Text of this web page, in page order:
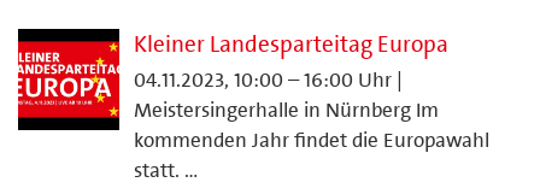
Kleiner Landesparteitag Europa
04.11.2023, 10:00 – 16:00 Uhr |
Meistersingerhalle in Nürnberg Im
kommenden Jahr findet die Europawahl
statt. …